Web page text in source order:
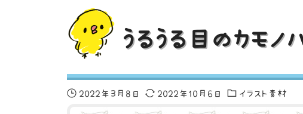
うるうる目のカモノ
2022年3月8日 2022年10月6日 イラスト素材